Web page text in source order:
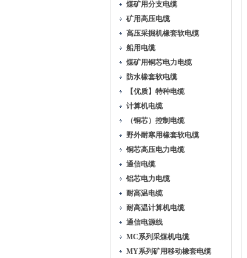
煤矿用分支电缆
矿用高压电缆
高压采掘机橡套软电缆
船用电缆
煤矿用铜芯电力电缆
防水橡套软电缆
【优质】特种电缆
计算机电缆
（铜芯）控制电缆
野外耐寒用橡套软电缆
铜芯高压电力电缆
通信电缆
铝芯电力电缆
耐高温电缆
耐高温计算机电缆
通信电源线
MC系列采煤机电缆
MY系列矿用移动橡套电缆